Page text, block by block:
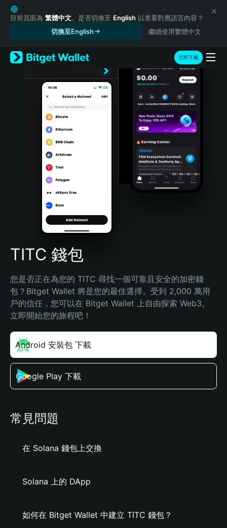
English
日本語
Русский
Español (Latinoamérica)
Türkçe
Português (Portugal)
Bahasa Indonesia
Português (Brasil)
Español (Argentina)
目前頁面為 繁體中文。是否切換至 English 以查看對應語言內容？
切換至English
繼續使用繁體中文
立即下載
TITC 錢包
您是否正在為您的 TITC 尋找一個可靠且安全的加密錢
包？Bitget Wallet 將是您的最佳選擇。受到 2,000 萬用
戶的信任，您可以在 Bitget Wallet 上自由探索 Web3。
立即開始您的旅程吧！
Android 安裝包 下載
Google Play 下載
常見問題
在 Solana 錢包上交換
Solana 上的 DApp
如何在 Bitget Wallet 中建立 TITC 錢包？